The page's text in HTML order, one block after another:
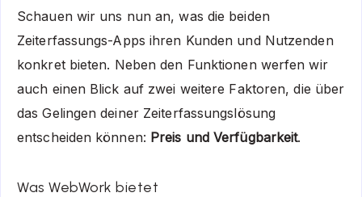
Schauen wir uns nun an, was die beiden
Zeiterfassungs-Apps ihren Kunden und Nutzenden
konkret bieten. Neben den Funktionen werfen wir
auch einen Blick auf zwei weitere Faktoren, die über
das Gelingen deiner Zeiterfassungslösung
entscheiden können: Preis und Verfügbarkeit.
Was WebWork bietet